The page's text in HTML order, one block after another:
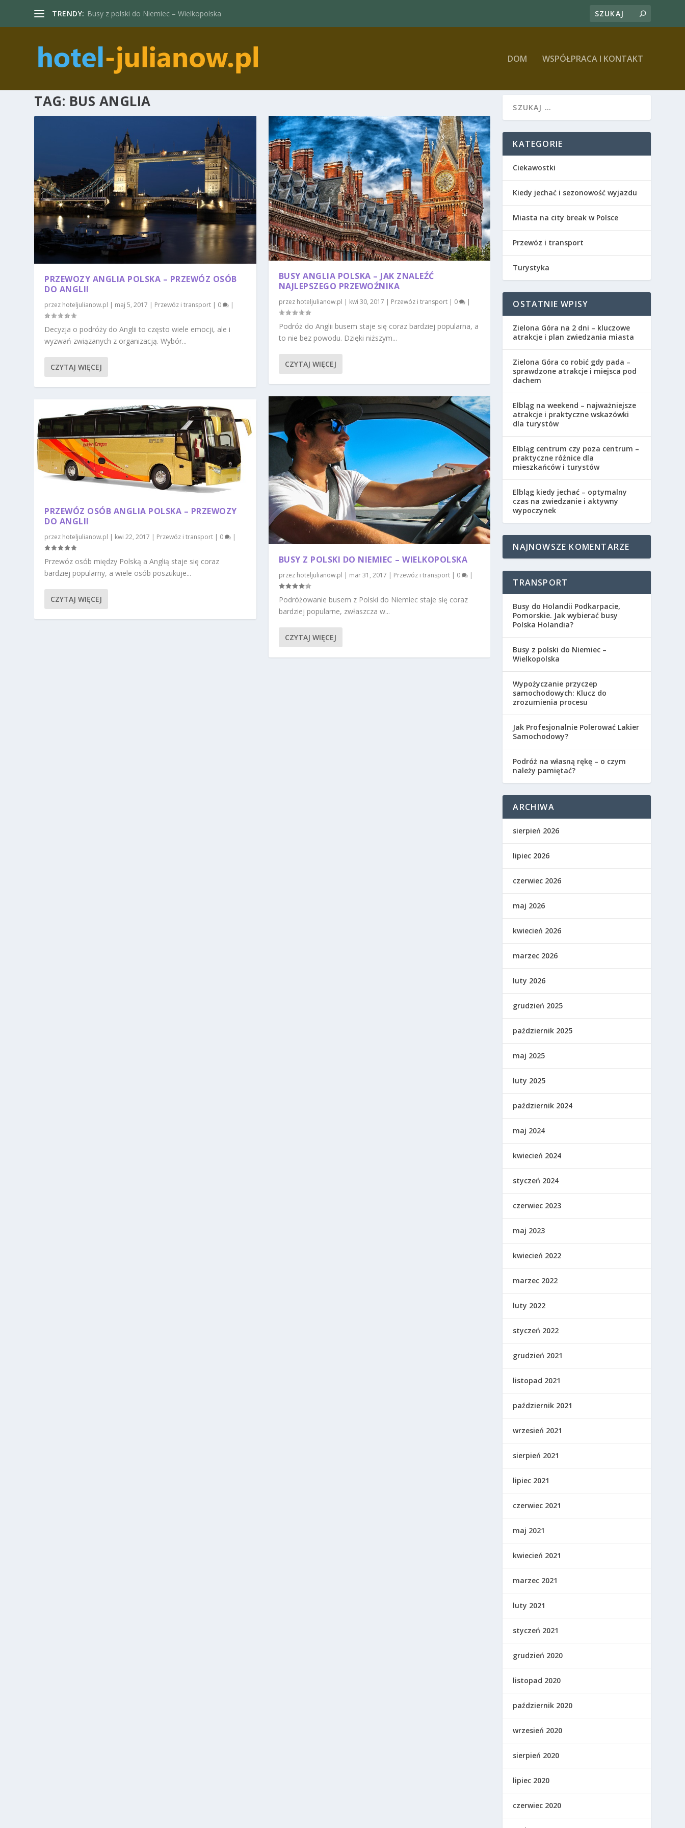
TRENDY: Busy z polski do Niemiec – Wielkopolska
DOM WSPÓŁPRACA I KONTAKT
TAG: BUS ANGLIA
PRZEWOZY ANGLIA POLSKA – PRZEWÓZ OSÓB
DO ANGLII
przez hoteljulianow.pl | maj 5, 2017 | Przewóz i transport | 0 |
Decyzja o podróży do Anglii to często wiele emocji, ale i
wyzwań związanych z organizacją. Wybór...
CZYTAJ WIĘCEJ
PRZEWÓZ OSÓB ANGLIA POLSKA – PRZEWOZY
DO ANGLII
przez hoteljulianow.pl | kwi 22, 2017 | Przewóz i transport | 0 |
Przewóz osób między Polską a Anglią staje się coraz
bardziej popularny, a wiele osób poszukuje...
CZYTAJ WIĘCEJ
BUSY ANGLIA POLSKA – JAK ZNALEŹĆ
NAJLEPSZEGO PRZEWOŹNIKA
przez hoteljulianow.pl | kwi 30, 2017 | Przewóz i transport| 0 |
Podróż do Anglii busem staje się coraz bardziej popularna, a
to nie bez powodu. Dzięki niższym...
CZYTAJ WIĘCEJ
BUSY Z POLSKI DO NIEMIEC – WIELKOPOLSKA
przez hoteljulianow.pl | mar 31, 2017 | Przewóz i transport| 0 |
Podróżowanie busem z Polski do Niemiec staje się coraz
bardziej popularne, zwłaszcza w...
CZYTAJ WIĘCEJ
KATEGORIE
Ciekawostki
Kiedy jechać i sezonowość wyjazdu
Miasta na city break w Polsce
Przewóz i transport
Turystyka
OSTATNIE WPISY
Zielona Góra na 2 dni – kluczowe
atrakcje i plan zwiedzania miasta
Zielona Góra co robić gdy pada –
sprawdzone atrakcje i miejsca pod
dachem
Elbląg na weekend – najważniejsze
atrakcje i praktyczne wskazówki
dla turystów
Elbląg centrum czy poza centrum –
praktyczne różnice dla
mieszkańców i turystów
Elbląg kiedy jechać – optymalny
czas na zwiedzanie i aktywny
wypoczynek
NAJNOWSZE KOMENTARZE
TRANSPORT
Busy do Holandii Podkarpacie,
Pomorskie. Jak wybierać busy
Polska Holandia?
Busy z polski do Niemiec –
Wielkopolska
Wypożyczanie przyczep
samochodowych: Klucz do
zrozumienia procesu
Jak Profesjonalnie Polerować Lakier
Samochodowy?
Podróż na własną rękę – o czym
należy pamiętać?
ARCHIWA
sierpień 2026
lipiec 2026
czerwiec 2026
maj 2026
kwiecień 2026
marzec 2026
luty 2026
grudzień 2025
październik 2025
maj 2025
luty 2025
październik 2024
maj 2024
kwiecień 2024
styczeń 2024
czerwiec 2023
maj 2023
kwiecień 2022
marzec 2022
luty 2022
styczeń 2022
grudzień 2021
listopad 2021
październik 2021
wrzesień 2021
sierpień 2021
lipiec 2021
czerwiec 2021
maj 2021
kwiecień 2021
marzec 2021
luty 2021
styczeń 2021
grudzień 2020
listopad 2020
październik 2020
wrzesień 2020
sierpień 2020
lipiec 2020
czerwiec 2020